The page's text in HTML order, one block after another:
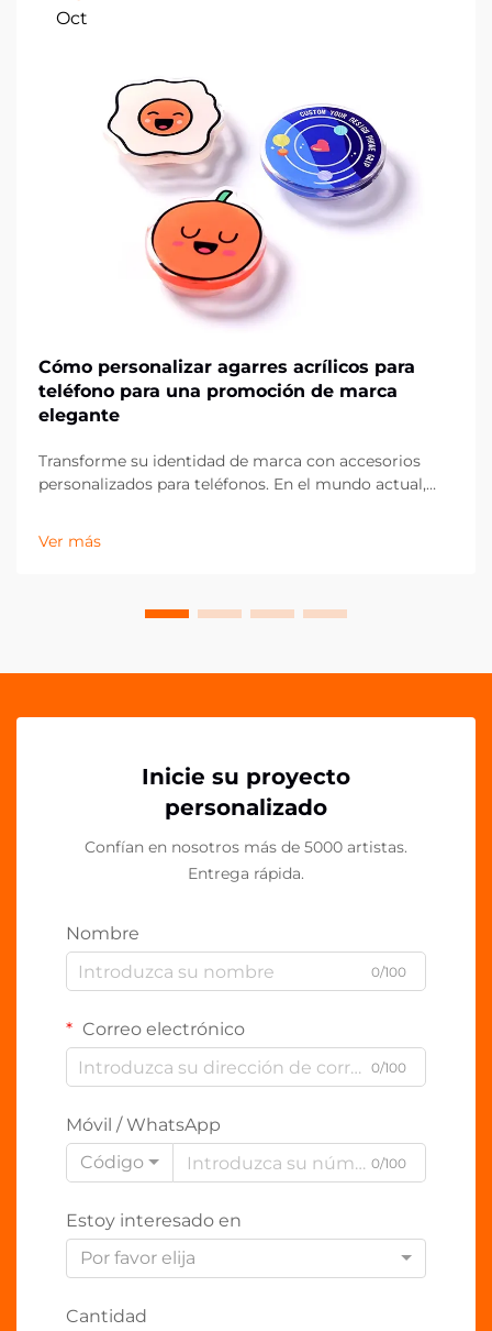
Oct
Cómo personalizar agarres acrílicos para
teléfono para una promoción de marca
elegante
Transforme su identidad de marca con accesorios
personalizados para teléfonos. En el mundo actual,
han convertido en potentes herramientas de
marketing que van más allá de la simple
Ver más
Inicie su proyecto
personalizado
Confían en nosotros más de 5000 artistas.
Entrega rápida.
Nombre
0/100
Correo electrónico
0/100
Móvil / WhatsApp
Código
0/100
Estoy interesado en
Por favor elija
Cantidad